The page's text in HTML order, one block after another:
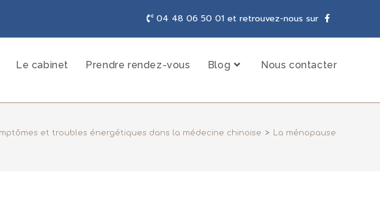
04 48 06 50 01 et retrouvez-nous sur
Le cabinet Prendre rendez-vous Blog Nous contacter
et troubles énergétiques dans la médecine chinoise > La ménopause